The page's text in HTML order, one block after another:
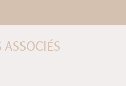
ASSOCIÉS